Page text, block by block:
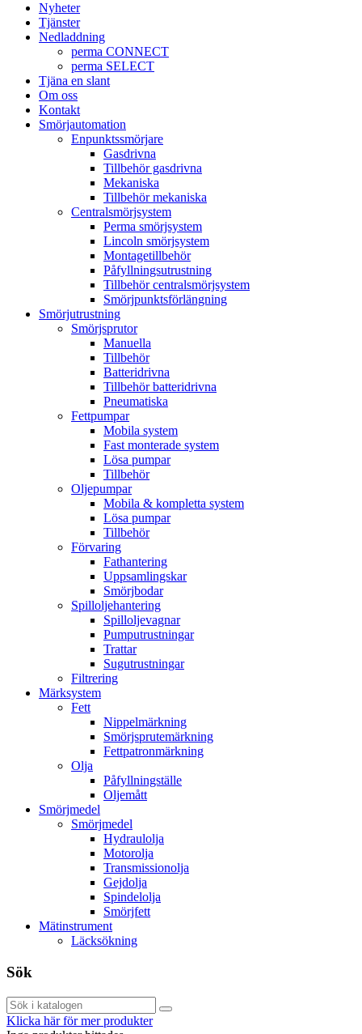
Nyheter
Tjänster
Nedladdning
perma CONNECT
perma SELECT
Tjäna en slant
Om oss
Kontakt
Smörjautomation
Enpunktssmörjare
Gasdrivna
Tillbehör gasdrivna
Mekaniska
Tillbehör mekaniska
Centralsmörjsystem
Perma smörjsystem
Lincoln smörjsystem
Montagetillbehör
Påfyllningsutrustning
Tillbehör centralsmörjsystem
Smörjpunktsförlängning
Smörjutrustning
Smörjsprutor
Manuella
Tillbehör
Batteridrivna
Tillbehör batteridrivna
Pneumatiska
Fettpumpar
Mobila system
Fast monterade system
Lösa pumpar
Tillbehör
Oljepumpar
Mobila & kompletta system
Lösa pumpar
Tillbehör
Förvaring
Fathantering
Uppsamlingskar
Smörjbodar
Spilloljehantering
Spilloljevagnar
Pumputrustningar
Trattar
Sugutrustningar
Filtrering
Märksystem
Fett
Nippelmärkning
Smörjsprutemärkning
Fettpatronmärkning
Olja
Påfyllningställe
Oljemått
Smörjmedel
Smörjmedel
Hydraulolja
Motorolja
Transmissionolja
Gejdolja
Spindelolja
Smörjfett
Mätinstrument
Läcksökning
Sök
Klicka här för mer produkter